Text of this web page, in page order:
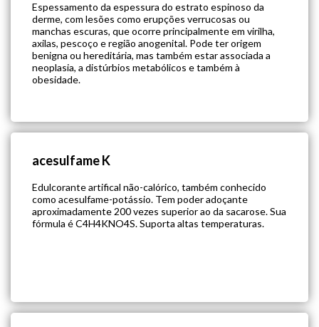
Espessamento da espessura do estrato espinoso da
derme, com lesões como erupções verrucosas ou
manchas escuras, que ocorre principalmente em virilha,
axilas, pescoço e região anogenital. Pode ter origem
benigna ou hereditária, mas também estar associada a
neoplasia, a distúrbios metabólicos e também à
obesidade.
acesulfame K
Edulcorante artifical não-calórico, também conhecido
como acesulfame-potássio. Tem poder adoçante
aproximadamente 200 vezes superior ao da sacarose. Sua
fórmula é C4H4KNO4S. Suporta altas temperaturas.